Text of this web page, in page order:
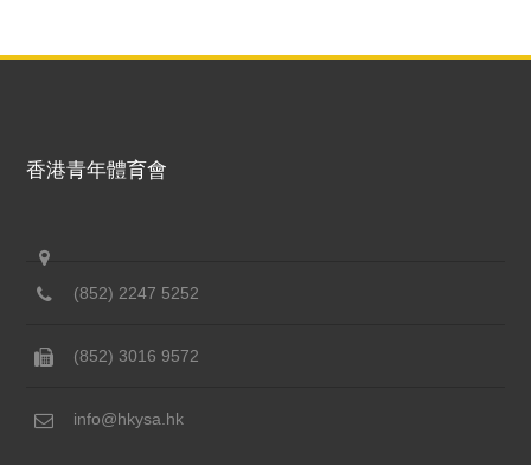
香港青年體育會
(852) 2247 5252
(852) 3016 9572
info@hkysa.hk